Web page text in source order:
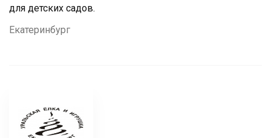
для детских садов.
Екатеринбург